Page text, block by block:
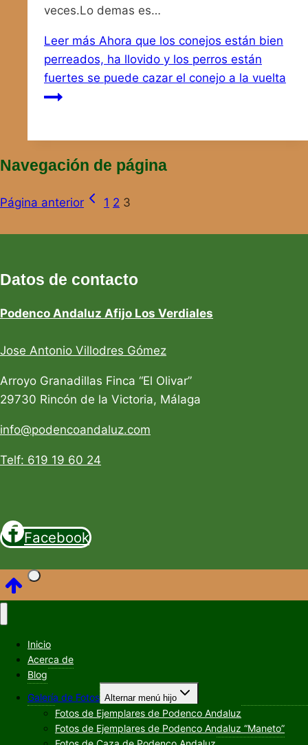
veces.Lo demas es…
Leer más Ahora que los conejos están bien
perreados, ha llovido y los perros están
fuertes se puede cazar el conejo a la vuelta
Navegación de página
Página anterior 1 2 3
Datos de contacto
Podenco Andaluz Afijo Los Verdiales
Jose Antonio Villodres Gómez
Arroyo Granadillas Finca “El Olivar”
29730 Rincón de la Victoria, Málaga
info@podencoandaluz.com
Telf: 619 19 60 24
Facebook
Inicio
Acerca de
Blog
Galería de Fotos Alternar menú hijo
Fotos de Ejemplares de Podenco Andaluz
Fotos de Ejemplares de Podenco Andaluz “Maneto”